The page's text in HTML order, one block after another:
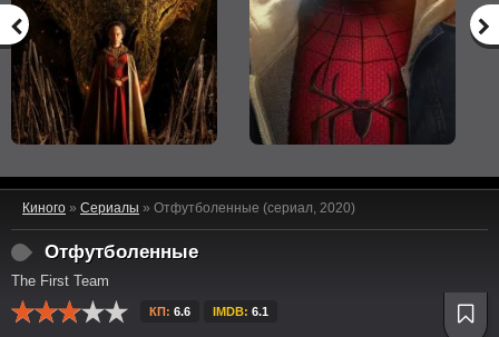
Киного » Сериалы » Отфутболенные (сериал, 2020)
Отфутболенные
The First Team
КП: 6.6 IMDB: 6.1